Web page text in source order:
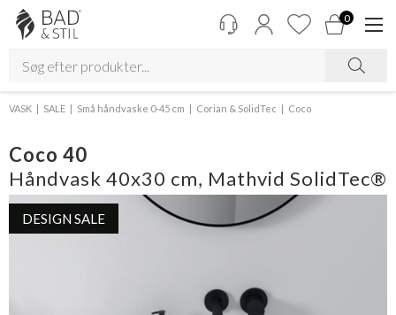
0
VASK SALE Små håndvaske 0-45 cm Corian & SolidTec Coco
Coco 40
Håndvask 40x30 cm, Mathvid SolidTec®
DESIGN SALE